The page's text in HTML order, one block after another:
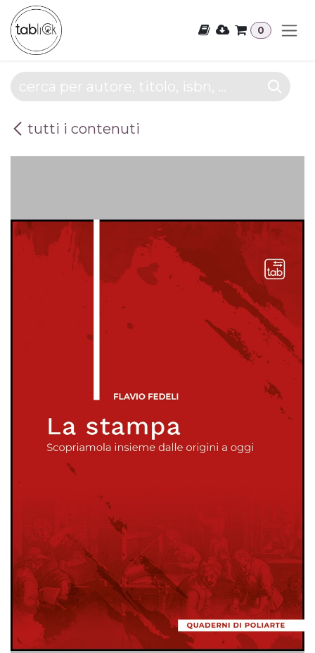
Passa al contenuto
0
tutti i contenuti